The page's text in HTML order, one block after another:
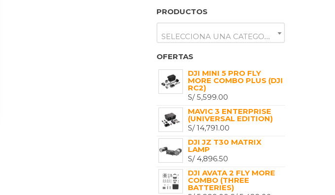
PRODUCTOS
SELECCIONA UNA CATEGORÍA
OFERTAS
DJI MINI 5 PRO FLY
MORE COMBO PLUS (DJI
RC2)
S/5,599.00
MAVIC 3 ENTERPRISE
(UNIVERSAL EDITION)
S/14,791.00
DJI JZ T30 MATRIX
LAMP
S/4,896.50
DJI AVATA 2 FLY MORE
COMBO (THREE
BATTERIES)